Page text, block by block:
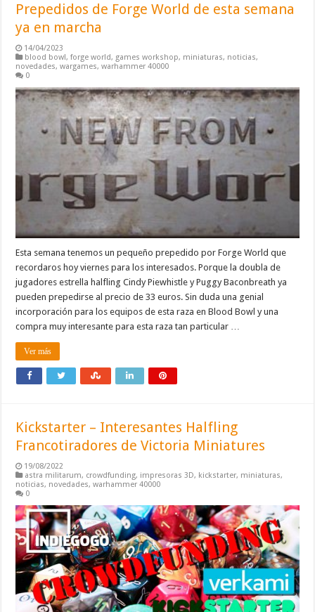
Prepedidos de Forge World de esta semana
ya en marcha
14/04/2023
blood bowl,forge world, games workshop, miniaturas, noticias,
novedades,wargames,warhammer 40000
0
Esta semana tenemos un pequeño prepedido por Forge World que
recordaros hoy viernes para los interesados. Porque la doubla de
jugadores estrella halfling Cindy Piewhistle y Puggy Baconbreath ya
pueden prepedirse al precio de 33 euros. Sin duda una genial
incorporación para los equipos de esta raza en Blood Bowl y una
compra muy interesante para esta raza tan particular …
Ver más
Kickstarter – Interesantes Halfling
Francotiradores de Victoria Miniatures
19/08/2022
astra militarum, crowdfunding, impresoras 3D, kickstarter, miniaturas,
noticias, novedades,warhammer 40000
0